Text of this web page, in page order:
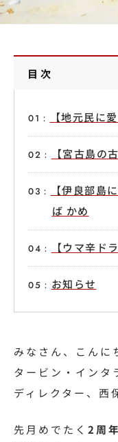
目次
【地元民に
【宮古島の
【伊良部島
ば かめ
【ウマ辛ド
お知らせ
みなさん、こんに
タービン・インタ
ディレクター、西
先月めでたく 2周